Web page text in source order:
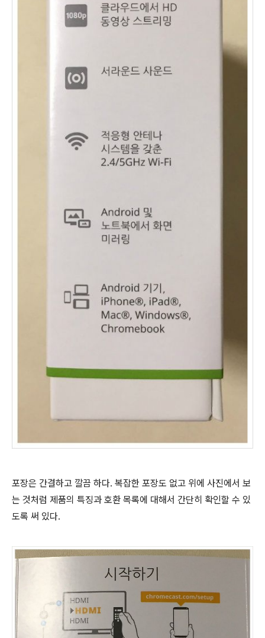
포장은 간결하고 깔끔 하다. 복잡한 포장도 없고 위에 사진에서 보
는 것처럼 제품의 특징과 호환 목록에 대해서 간단히 확인할 수 있
도록 써 있다.